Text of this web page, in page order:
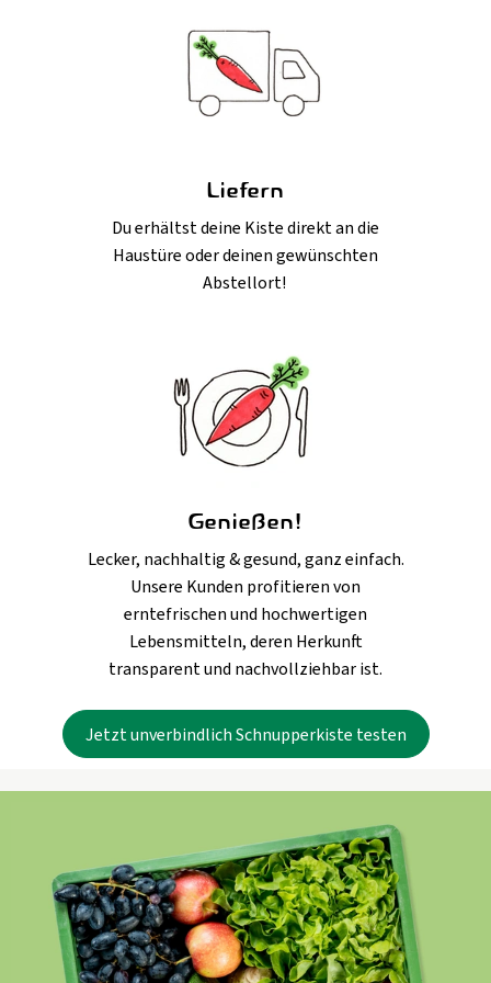
Liefern
Du erhältst deine Kiste direkt an die
Haustüre oder deinen gewünschten
Abstellort!
Genießen!
Lecker, nachhaltig & gesund, ganz einfach.
Unsere Kunden profitieren von
erntefrischen und hochwertigen
Lebensmitteln, deren Herkunft
transparent und nachvollziehbar ist.
Jetzt unverbindlich Schnupperkiste testen